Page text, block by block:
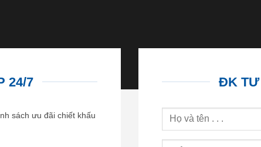
24/7
sách ưu đãi chiết khấu
ĐK TƯ